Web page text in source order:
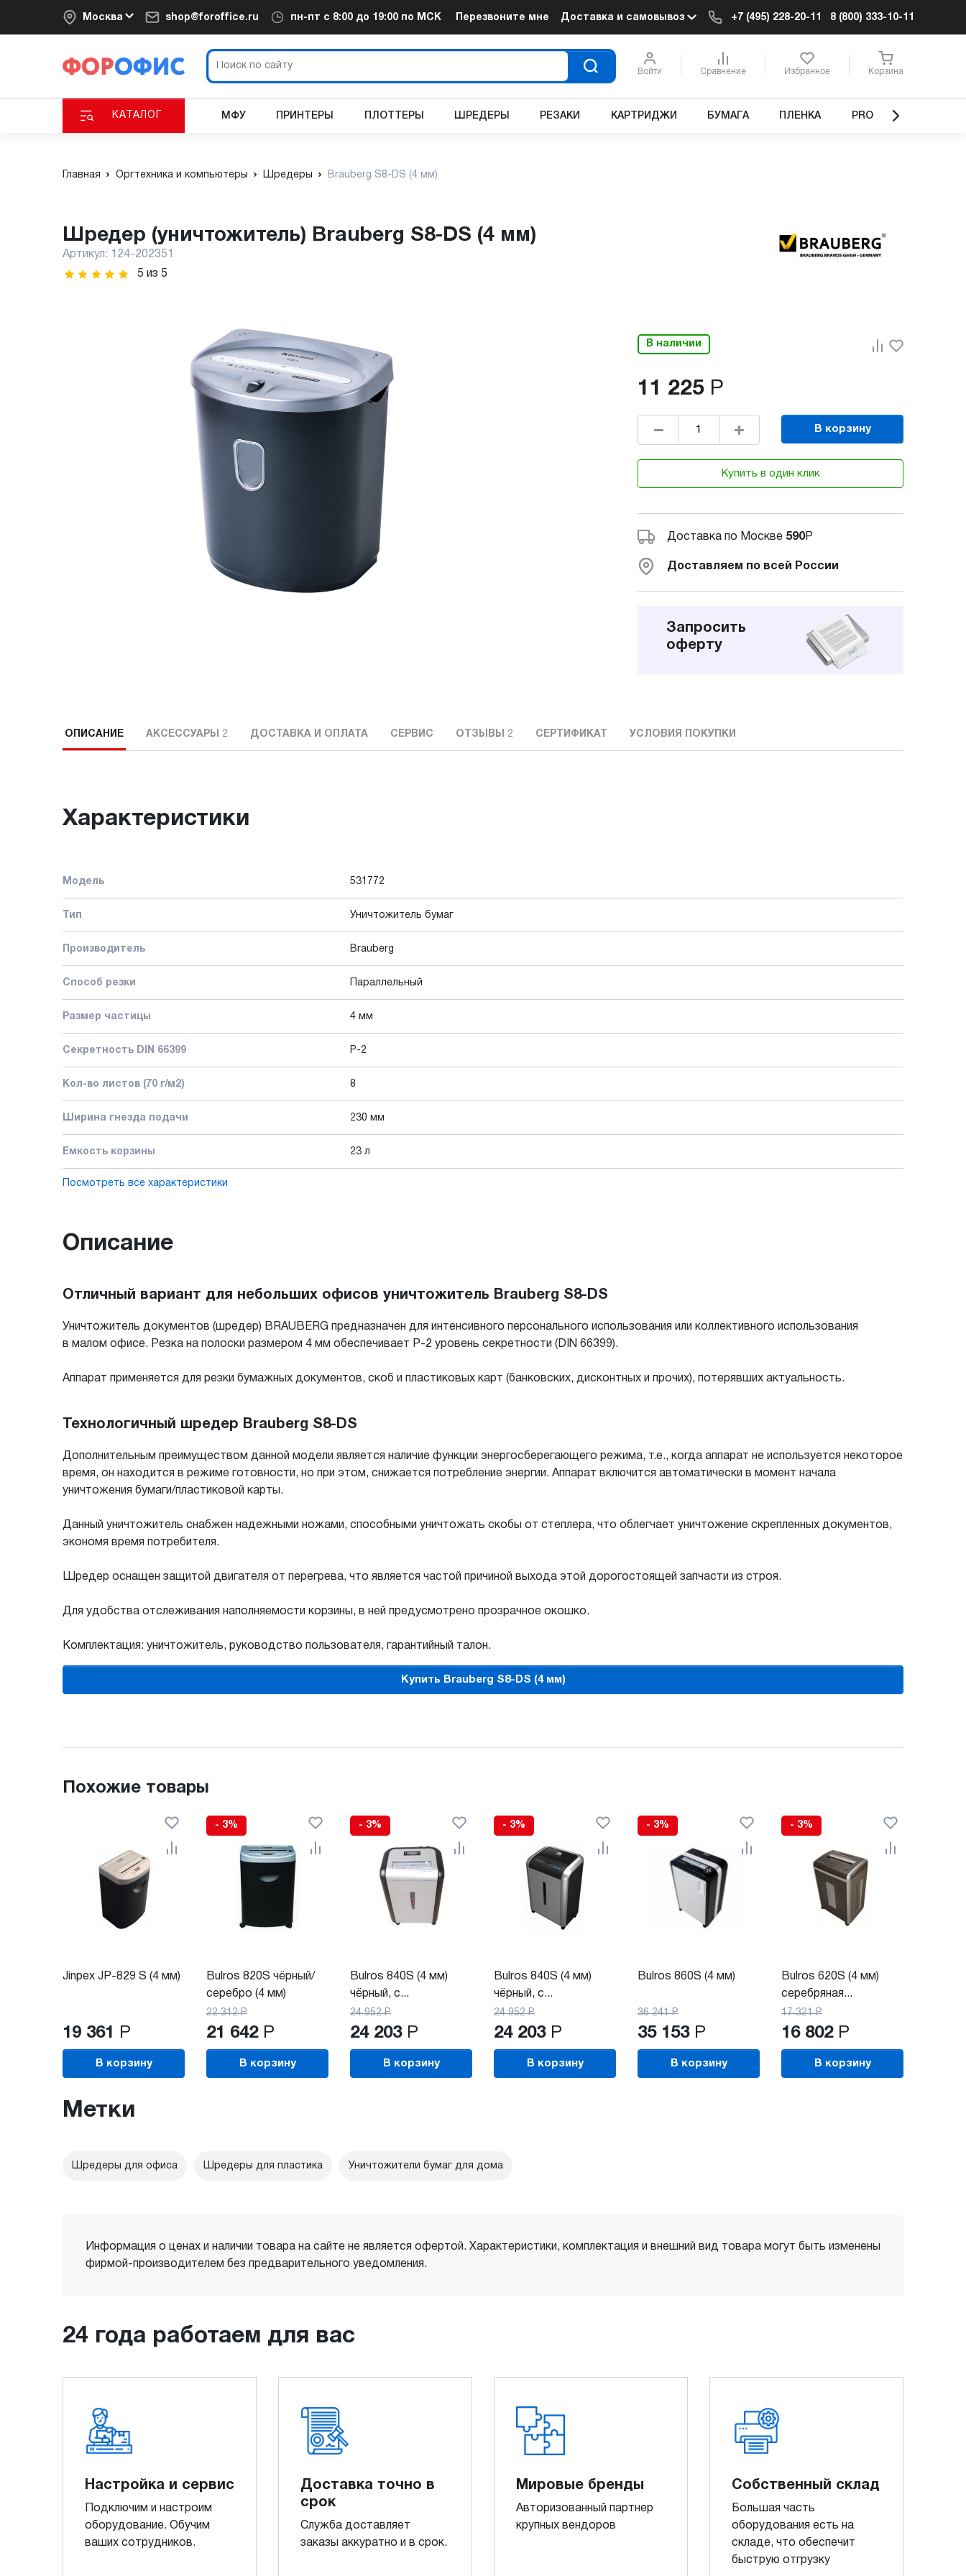
Москва shop@foroffice.ru пн-пт с 8:00 до 19:00 по МСК Перезвоните мне Доставка и самовывоз +7 (495) 228-20-11 8 (800) 333-10-11
Войти Сравнение Избранное Корзина
КАТАЛОГ МФУ ПРИНТЕРЫ ПЛОТТЕРЫ ШРЕДЕРЫ РЕЗАКИ КАРТРИДЖИ БУМАГА ПЛЕНКА PRO
Главная Оргтехника и компьютеры Шредеры Brauberg S8-DS (4 мм)
Шредер (уничтожитель) Brauberg S8-DS (4 мм)
Артикул:
124-202351
5 из 5
В наличии
11 225 Р
В корзину
Купить в один клик
Доставка по Москве 590Р
Доставляем по всей России
Запросить
оферту
ОПИСАНИЕ АКСЕССУАРЫ 2 ДОСТАВКА И ОПЛАТА СЕРВИС ОТЗЫВЫ 2 СЕРТИФИКАТ УСЛОВИЯ ПОКУПКИ
Характеристики
Модель 531772
Тип Уничтожитель бумаг
Производитель Brauberg
Способ резки Параллельный
Размер частицы 4 мм
Секретность DIN 66399 P-2
Кол-во листов (70 г/м2) 8
Ширина гнезда подачи 230 мм
Емкость корзины 23 л
Посмотреть все характеристики
Описание
Отличный вариант для небольших офисов уничтожитель Brauberg S8-DS
Уничтожитель документов (шредер) BRAUBERG предназначен для интенсивного персонального использования или коллективного использования
в малом офисе. Резка на полоски размером 4 мм обеспечивает P-2 уровень секретности (DIN 66399).
Аппарат применяется для резки бумажных документов, скоб и пластиковых карт (банковских, дисконтных и прочих), потерявших актуальность.
Технологичный шредер Brauberg S8-DS
Дополнительным преимуществом данной модели является наличие функции энергосберегающего режима, т.е., когда аппарат не используется некоторое
время, он находится в режиме готовности, но при этом, снижается потребление энергии. Аппарат включится автоматически в момент начала
уничтожения бумаги/пластиковой карты.
Данный уничтожитель снабжен надежными ножами, способными уничтожать скобы от степлера, что облегчает уничтожение скрепленных документов,
экономя время потребителя.
Шредер оснащен защитой двигателя от перегрева, что является частой причиной выхода этой дорогостоящей запчасти из строя.
Для удобства отслеживания наполняемости корзины, в ней предусмотрено прозрачное окошко.
Комплектация: уничтожитель, руководство пользователя, гарантийный талон.
Купить Brauberg S8-DS (4 мм)
Похожие товары
Jinpex JP-829 S (4 мм)
19 361 Р
В корзину
- 3%
Bulros 820S чёрный/
серебро (4 мм)
22 312 Р
21 642 Р
В корзину
- 3%
Bulros 840S (4 мм)
чёрный, с...
24 952 Р
24 203 Р
В корзину
- 3%
Bulros 840S (4 мм)
чёрный, с...
24 952 Р
24 203 Р
В корзину
- 3%
Bulros 860S (4 мм)
36 241 Р
35 153 Р
В корзину
- 3%
Bulros 620S (4 мм)
серебряная...
17 321 Р
16 802 Р
В корзину
Метки
Шредеры для офиса Шредеры для пластика Уничтожители бумаг для дома
Информация о ценах и наличии товара на сайте не является офертой. Характеристики, комплектация и внешний вид товара могут быть изменены
фирмой-производителем без предварительного уведомления.
24 года работаем для вас
Настройка и сервис
Подключим и настроим
оборудование. Обучим
ваших сотрудников.
Доставка точно в
срок
Служба доставляет
заказы аккуратно и в срок.
Мировые бренды
Авторизованный партнер
крупных вендоров
Собственный склад
Большая часть
оборудования есть на
складе, что обеспечит
быструю отгрузку